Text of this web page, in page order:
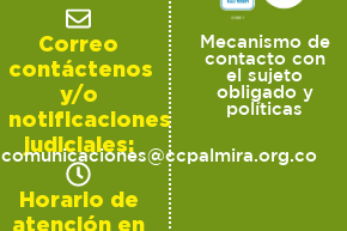
Correo
contáctenos
y/o
notificaciones
judiciales:
comunicaciones@ccpalmira.org.co
Horario de
atención en
Mecanismo de
contacto con
el sujeto
obligado y
políticas